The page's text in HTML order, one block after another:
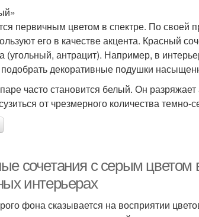
первичным цветом в спектре. По своей
его в качестве акцента. Красный
(угольный, антрацит). Например, в
декоративные подушки
часто становится белый. Он
от чрезмерного количества темно-
сочетания с серым цветом
интерьерах
фона сказывается на восприятии